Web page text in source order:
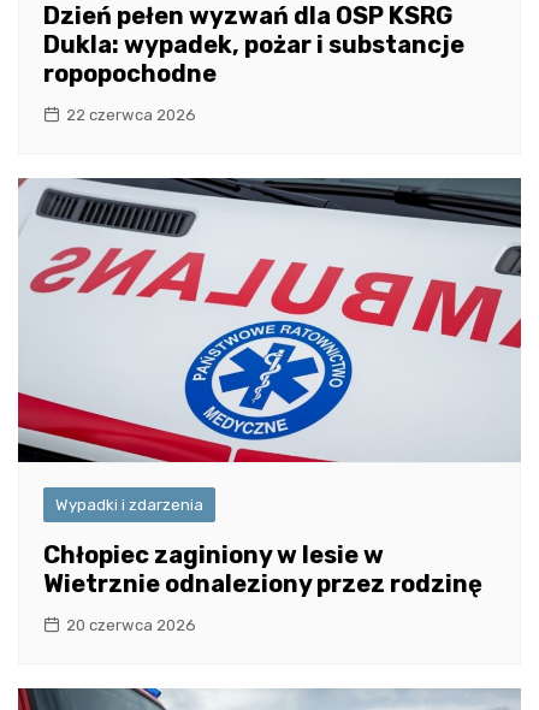
Dzień pełen wyzwań dla OSP KSRG
Dukla: wypadek, pożar i substancje
ropopochodne
22 czerwca 2026
Wypadki i zdarzenia
Chłopiec zaginiony w lesie w
Wietrznie odnaleziony przez rodzinę
20 czerwca 2026